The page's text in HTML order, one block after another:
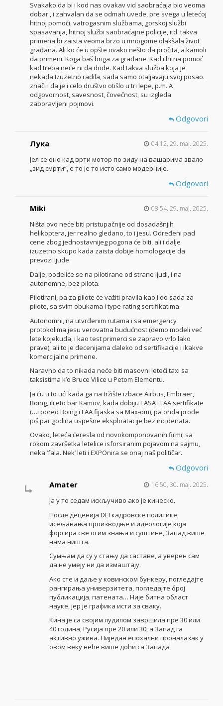
Svakako da bi i kod nas ovakav vid saobraćaja bio veoma
dobar , i zahvalan da se odmah uvede, pre svega u letećoj
hitnoj pomoći, vatrogasnim službama, gorskoj službi
spasavanja, hitnoj službi saobraćajne policije, itd. takva
primena bi zaista veoma brzo u mnogome olakšala život
građana. Ali ko će u opšte ovako nešto da pročita, a kamoli
da primeni. Koga baš briga za građane. Kad i hitna pomoć
kad treba neće ni da dođe. Kad takva služba koja je
nekada Izuzetno radila, sada samo otaljavaju svoj posao.
znači i da je i celo društvo otišlo u tri lepe, p.m. A
odgovornost, savesnost, čovečnost, su izgleda
zaboravljeni pojmovi.
Odgovori
Лука 04:12, 29. maj. 2025.
Јел се оно кад врти мотор по зиду на вашарима звало
„зид смрти“, е то је то исто само модерније.
Odgovori
Miki 08:54, 29. maj. 2025.
Ništa ovo neće biti pristupačnije od dosadašnjih
helikoptera, jer realno gledano, to i jesu. Određeni pad
cene zbog jednostavnijeg pogona će biti, ali i dalje
izuzetno skupo kada zaista dobije homologacije da
prevozi ljude.
Dalje, podeliće se na pilotirane od strane ljudi, i na
autonomne, bez pilota.
Pilotirani, pa za pilote će važiti pravila kao i do sada za
pilote, sa svim obukama i type rating sertifikatima.
Autonomni, na utvrđenim rutama i sa emergency
protokolima jesu verovatna budućnost (demo modeli već
lete kojekuda, i kao test primerci se zapravo vrlo lako
prave), ali to je decenijama daleko od sertifikacije i ikakve
komercijalne primene.
Naravno da to nikada neće biti masovni leteći taxi sa
taksistima k’o Bruce Vilice u Petom Elementu.
Ja ću u to ući kada ga na tržište izbace Airbus, Embraer,
Boing, ili eto bar Kamov, kada dobiju EASA i FAA sertifikate
(…i pored Boing i FAA fijaska sa Max-om), pa onda prođe
još par godina uspešne eksploatacije bez incidenata.
Ovako, leteća ćeresla od novokomponovanih firmi, sa
rokom završetka letelice isforsiranim pojavom na sajmu,
neka ‘fala. Nek’ leti i EXPOnira se onaj naš političar.
Odgovori
Amater
16:50, 30. maj. 2025.
Ја у то седам искључиво ако је кинеско.
После деценија DEI кадровске политике,
исељавања производње и идеологије која
форсира све осим знања и суштине, Запад више
нама ништа.
Сумњам да су у стању да саставе, а уверен сам
да не умеју ни да измаштају.
Ако сте и даље у ковинском бункеру, погледајте
рангирања универзитета, погледајте број
публикација, патената… Није битна област
науке, јер је графика исти за сваку.
Кина је са својим лудилом завршила пре 30 или
40 година, Русија пре 20 или 30, а Запад га
активно ужива. Ниједан епохални проналазак у
овом веку неће више доћи са Запада